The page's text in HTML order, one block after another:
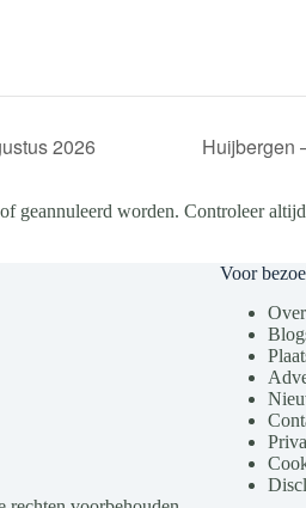
2026 Huijbergen
worden. Controleer
Voor